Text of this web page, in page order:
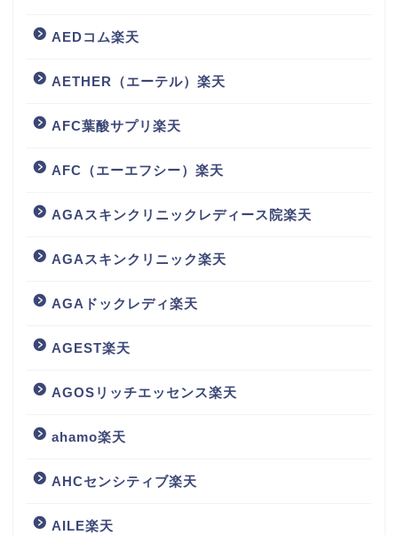
AEDコム楽天
AETHER（エーテル）楽天
AFC葉酸サプリ楽天
AFC（エーエフシー）楽天
AGAスキンクリニックレディース院楽天
AGAスキンクリニック楽天
AGAドックレディ楽天
AGEST楽天
AGOSリッチエッセンス楽天
ahamo楽天
AHCセンシティブ楽天
AILE楽天